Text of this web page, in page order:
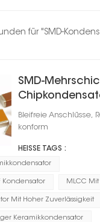
für "SMD-
SMD-
Bleifreie Anschlüsse,
konform
HEISSE TAGS :
Kondensator MLCC
Mit Hoher Zuverlässigkeit
Keramikkondensator